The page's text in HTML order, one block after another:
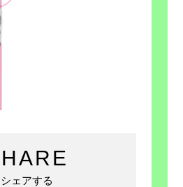
シェアする